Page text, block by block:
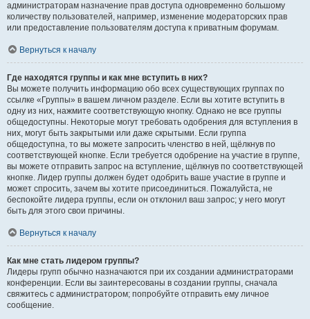
администраторам назначение прав доступа одновременно большому
количеству пользователей, например, изменение модераторских прав
или предоставление пользователям доступа к приватным форумам.
Вернуться к началу
Где находятся группы и как мне вступить в них?
Вы можете получить информацию обо всех существующих группах по
ссылке «Группы» в вашем личном разделе. Если вы хотите вступить в
одну из них, нажмите соответствующую кнопку. Однако не все группы
общедоступны. Некоторые могут требовать одобрения для вступления в
них, могут быть закрытыми или даже скрытыми. Если группа
общедоступна, то вы можете запросить членство в ней, щёлкнув по
соответствующей кнопке. Если требуется одобрение на участие в группе,
вы можете отправить запрос на вступление, щёлкнув по соответствующей
кнопке. Лидер группы должен будет одобрить ваше участие в группе и
может спросить, зачем вы хотите присоединиться. Пожалуйста, не
беспокойте лидера группы, если он отклонил ваш запрос; у него могут
быть для этого свои причины.
Вернуться к началу
Как мне стать лидером группы?
Лидеры групп обычно назначаются при их создании администраторами
конференции. Если вы заинтересованы в создании группы, сначала
свяжитесь с администратором; попробуйте отправить ему личное
сообщение.